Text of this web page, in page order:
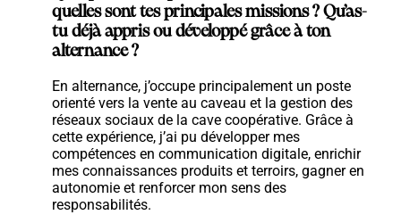
quelles sont tes principales missions ? Qu’as-
tu déjà appris ou développé grâce à ton
alternance ?
En alternance, j’occupe principalement un poste
orienté vers la vente au caveau et la gestion des
réseaux sociaux de la cave coopérative. Grâce à
cette expérience, j’ai pu développer mes
compétences en communication digitale, enrichir
mes connaissances produits et terroirs, gagner en
autonomie et renforcer mon sens des
responsabilités.